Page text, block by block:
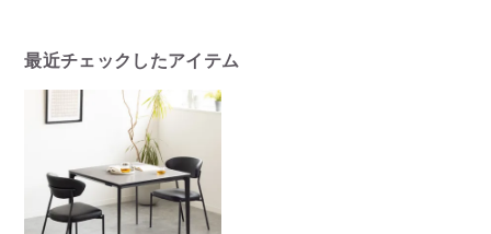
最近チェックしたアイテム